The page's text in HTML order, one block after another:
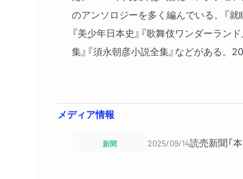
のアンソロジーを多く編んでいる。『就
『美少年日本史』『歌舞伎ワンダーラン
集』『須永朝彦小説全集』などがある。
メディア情報
新聞 2025/09/14読売新聞「